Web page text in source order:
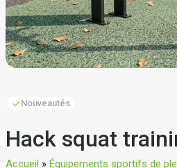
Nouveautés
Hack squat
Accueil » Équipements sportifs de